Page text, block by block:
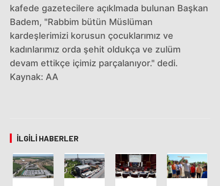
kafede gazetecilere açıklmada bulunan Başkan
Badem, "Rabbim bütün Müslüman
kardeşlerimizi korusun çocuklarımız ve
kadınlarımız orda şehit oldukça ve zulüm
devam ettikçe içimiz parçalanıyor." dedi.
Kaynak: AA
İLGILI HABERLER